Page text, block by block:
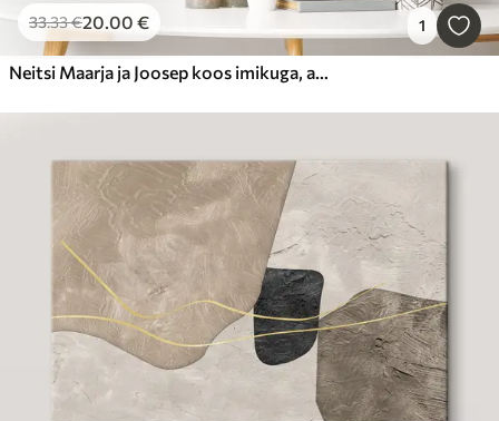
33.33€20.00 € 1
Neitsi Maarja ja Joosep koos imikuga, akvarellistiilis